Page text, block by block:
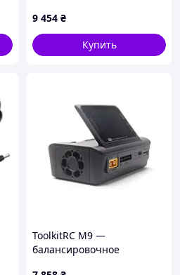
разъем Anderson,
281x128x80mm, 3 кг.
9 454 ₴
Купить
ToolkitRC M9 —
балансировочное